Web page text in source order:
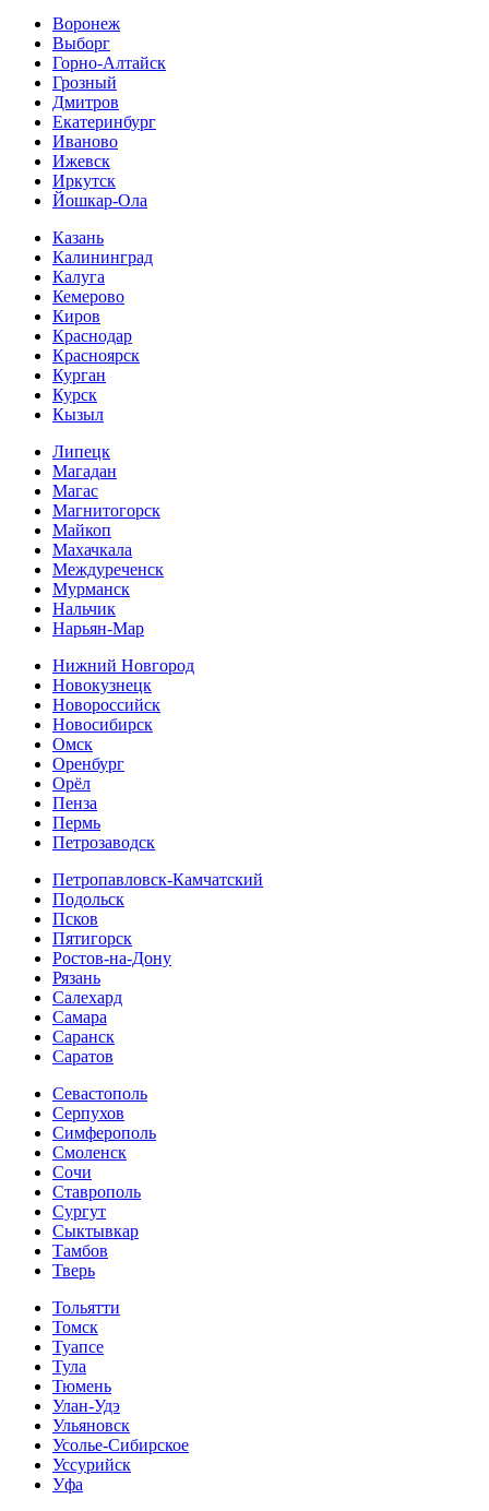
Воронеж
Выборг
Горно-Алтайск
Грозный
Дмитров
Екатеринбург
Иваново
Ижевск
Иркутск
Йошкар-Ола
Казань
Калининград
Калуга
Кемерово
Киров
Краснодар
Красноярск
Курган
Курск
Кызыл
Липецк
Магадан
Магас
Магнитогорск
Майкоп
Махачкала
Междуреченск
Мурманск
Нальчик
Нарьян-Мар
Нижний Новгород
Новокузнецк
Новороссийск
Новосибирск
Омск
Оренбург
Орёл
Пенза
Пермь
Петрозаводск
Петропавловск-Камчатский
Подольск
Псков
Пятигорск
Ростов-на-Дону
Рязань
Салехард
Самара
Саранск
Саратов
Севастополь
Серпухов
Симферополь
Смоленск
Сочи
Ставрополь
Сургут
Сыктывкар
Тамбов
Тверь
Тольятти
Томск
Туапсе
Тула
Тюмень
Улан-Удэ
Ульяновск
Усолье-Сибирское
Уссурийск
Уфа